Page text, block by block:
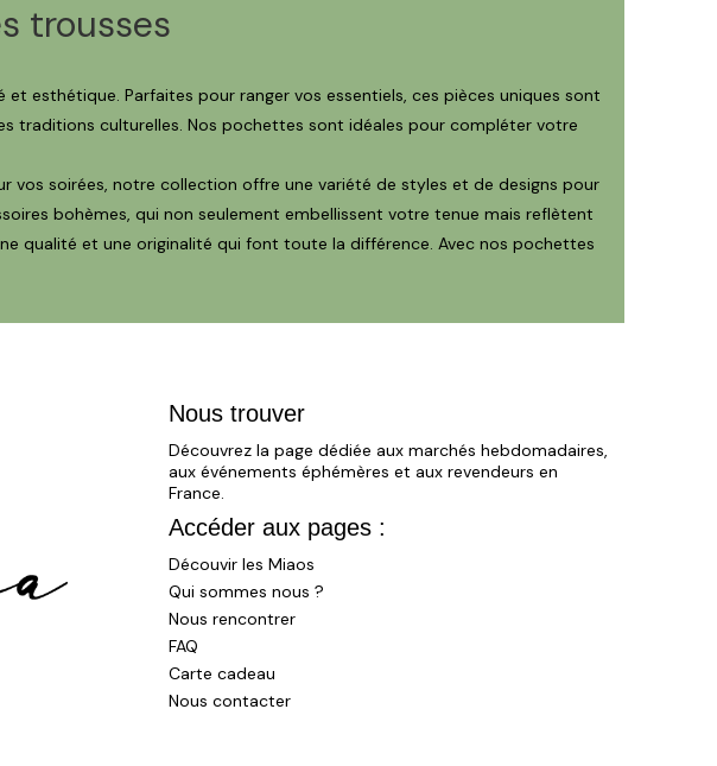
trousses
esthétique. Parfaites pour ranger vos essentiels, ces pièces uniques sont
traditions culturelles. Nos pochettes sont idéales pour compléter votre
vos soirées, notre collection offre une variété de styles et de designs pour
bohèmes, qui non seulement embellissent votre tenue mais reflètent
qualité et une originalité qui font toute la différence. Avec nos pochettes
Nous trouver
Découvrez la page dédiée aux marchés hebdomadaires,
aux événements éphémères et aux revendeurs en
France.
Accéder aux pages :
Découvir les Miaos
Qui sommes nous ?
Nous rencontrer
FAQ
Carte cadeau
Nous contacter